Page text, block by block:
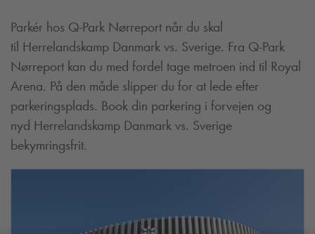
Parkér hos Q-Park Nørreport når du skal
til Herrelandskamp Danmark vs. Sverige. Fra Q-Park
Nørreport kan du med fordel tage metroen ind til Royal
Arena. På den måde slipper du for at lede efter
parkeringsplads. Book din parkering i forvejen og
nyd Herrelandskamp Danmark vs. Sverige
bekymringsfrit.